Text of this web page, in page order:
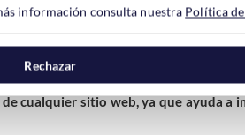
en los productos debemos
tener acceso a toda la información
cualquier sitio web, ya que ayuda a
información consulta nuestra Política
Rechazar